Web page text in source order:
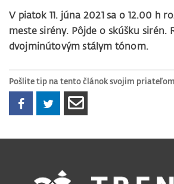
V piatok 11. júna 2021 sa o 12.00 h
meste sirény. Pôjde o skúšku sirén.
dvojminútovým stálym tónom.
Pošlite tip na tento článok svojim